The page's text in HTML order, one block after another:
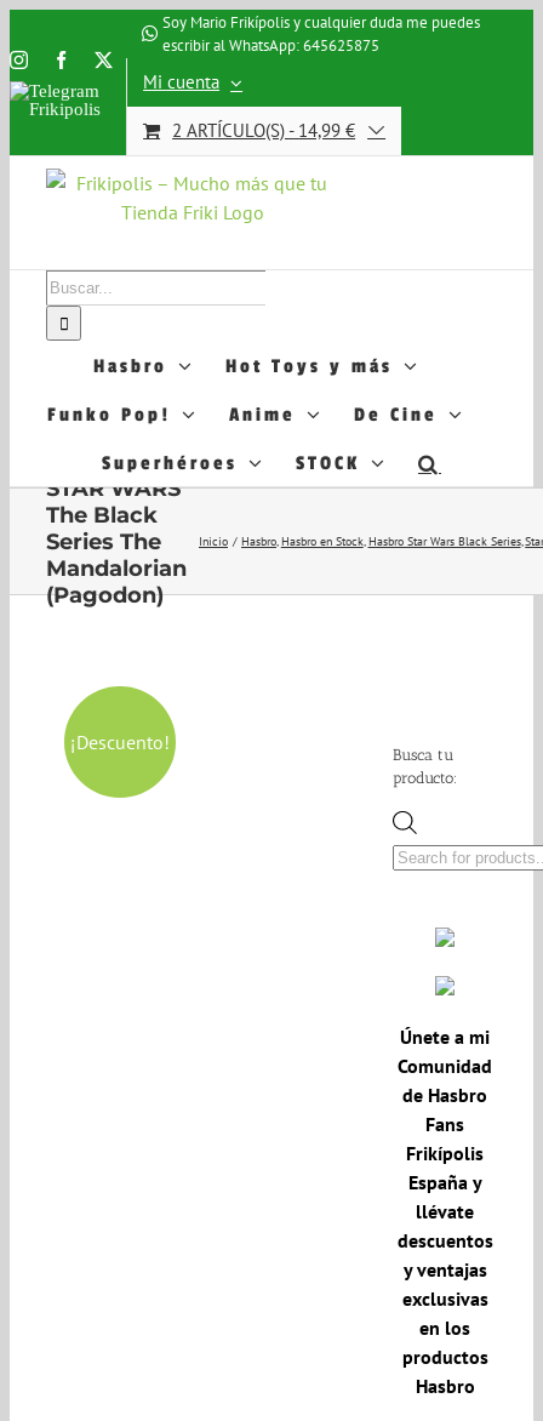
al
contenido
InstagramFacebook
Telegram
Frikipolis
Soy Mario Frikípolis y cualquier duda me puedes
escribir al WhatsApp: 645625875
Mi cuenta
2 ARTÍCULO(S) - 14,99€
Buscar:
Hasbro Hot Toys y más
Funko Pop! Anime De Cine
Superhéroes STOCK
STAR WARS
The Black
Series The
Mandalorian
(Pagodon)
Inicio Hasbro Hasbro en Stock Hasbro Star Wars Black Series
¡Descuento!
Busca tu
producto:
de
Únete a mi
Comunidad
de Hasbro
Fans
Frikípolis
España y
llévate
descuentos
y ventajas
exclusivas
en los
productos
Hasbro